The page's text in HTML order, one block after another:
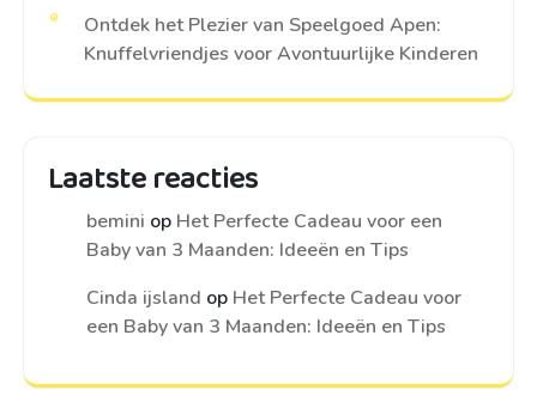
Ontdek het Plezier van Speelgoed Apen:
Knuffelvriendjes voor Avontuurlijke Kinderen
Laatste reacties
bemini op Het Perfecte Cadeau voor een
Baby van 3 Maanden: Ideeën en Tips
Cinda ijsland op Het Perfecte Cadeau voor
een Baby van 3 Maanden: Ideeën en Tips